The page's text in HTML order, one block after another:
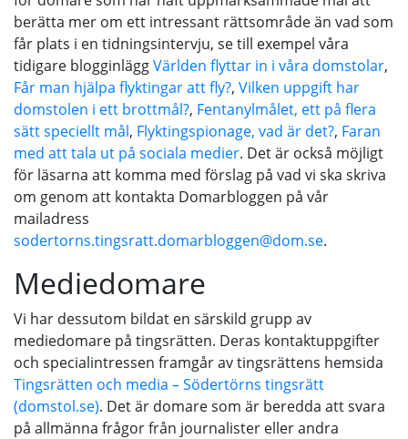
berätta mer om ett intressant rättsområde än vad som
får plats i en tidningsintervju, se till exempel våra
tidigare blogginläggVärlden flyttar in i våra domstolar,
Får man hjälpa flyktingar att fly?, Vilken uppgift har
domstolen i ett brottmål?, Fentanylmålet, ett på flera
sätt speciellt mål, Flyktingspionage, vad är det?, Faran
med att tala ut på sociala medier. Det är också möjligt
för läsarna att komma med förslag på vad vi ska skriva
om genom att kontakta Domarbloggen på vår
mailadress
sodertorns.tingsratt.domarbloggen@dom.se.
Mediedomare
Vi har dessutom bildat en särskild grupp av
mediedomare på tingsrätten. Deras kontaktuppgifter
och specialintressen framgår av tingsrättens hemsida
Tingsrätten och media – Södertörns tingsrätt
(domstol.se). Det är domare som är beredda att svara
på allmänna frågor från journalister eller andra